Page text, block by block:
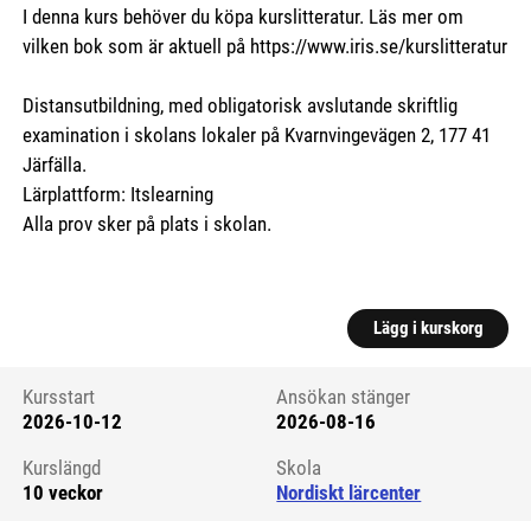
I denna kurs behöver du köpa kurslitteratur. Läs mer om
vilken bok som är aktuell på https://www.iris.se/kurslitteratur
Distansutbildning, med obligatorisk avslutande skriftlig
examination i skolans lokaler på Kvarnvingevägen 2, 177 41
Järfälla.
Lärplattform: Itslearning
Alla prov sker på plats i skolan.
Lägg i kurskorg
Kursstart 6154532
Kursstart
2026-10-12
Ansökan stänger
2026-08-16
Kurslängd
10 veckor
Skola
Nordiskt lärcenter